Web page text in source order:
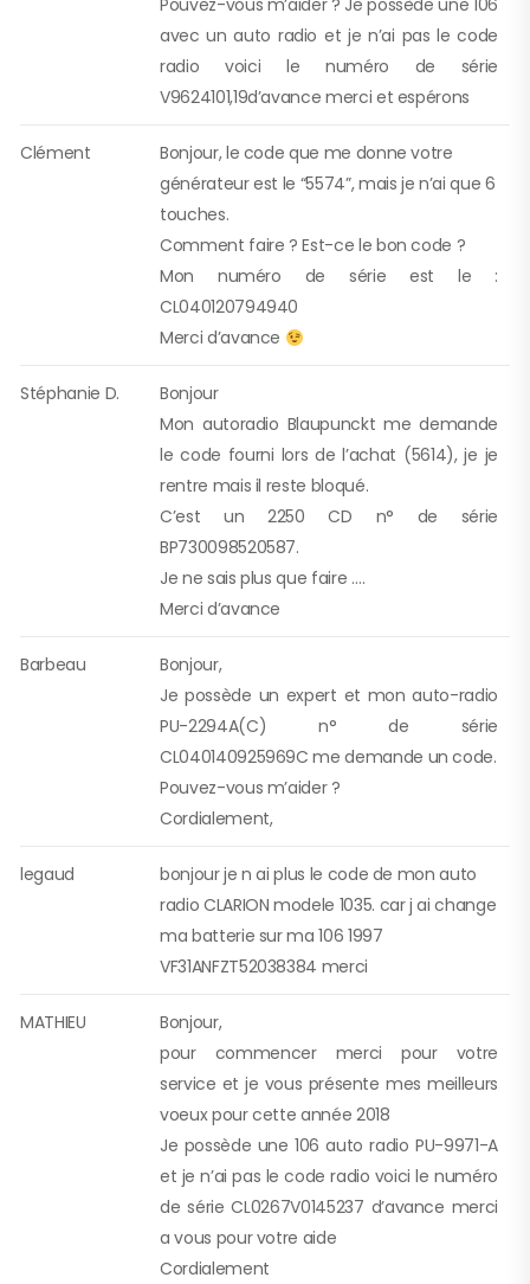
Pouvez-vous m’aider ? Je possède une 106
avec un auto radio et je n’ai pas le code
radio voici le numéro de série
V9624101,19d’avance merci et espérons
Clément
Bonjour, le code que me donne votre
générateur est le “5574”, mais je n’ai que 6
touches.
Comment faire ? Est-ce le bon code ?
Mon numéro de série est le :
CL040120794940
Merci d’avance
Stéphanie D.
Bonjour
Mon autoradio Blaupunckt me demande
le code fourni lors de l’achat (5614), je je
rentre mais il reste bloqué.
C’est un 2250 CD n° de série
BP730098520587.
Je ne sais plus que faire ….
Merci d’avance
Barbeau
Bonjour,
Je possède un expert et mon auto-radio
PU-2294A(C) n° de série
CL040140925969C me demande un code.
Pouvez-vous m’aider ?
Cordialement,
legaud
bonjour je n ai plus le code de mon auto
radio CLARION modele 1035. car j ai change
ma batterie sur ma 106 1997
VF31ANFZT52038384 merci
MATHIEU
Bonjour,
pour commencer merci pour votre
service et je vous présente mes meilleurs
voeux pour cette année 2018
Je possède une 106 auto radio PU-9971-A
et je n’ai pas le code radio voici le numéro
de série CL0267V0145237 d’avance merci
a vous pour votre aide
Cordialement